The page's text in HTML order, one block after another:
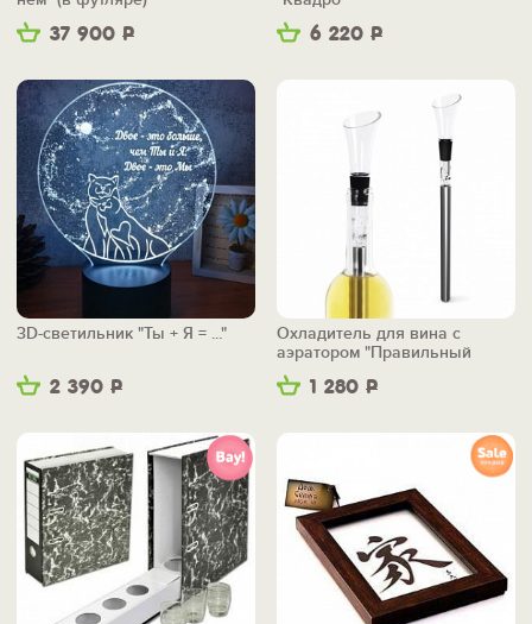
37 900 Р
6 220 Р
2 390 Р
3D-светильник "Ты + Я = ..."
1 280 Р
Охладитель для вина с
аэратором "Правильный
вкус"